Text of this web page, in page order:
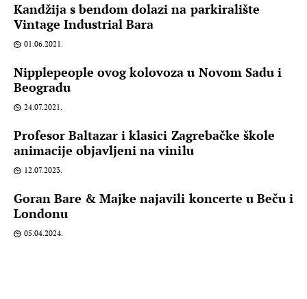
Kandžija s bendom dolazi na parkiralište
Vintage Industrial Bara
01.06.2021.
Nipplepeople ovog kolovoza u Novom Sadu i
Beogradu
24.07.2021.
Profesor Baltazar i klasici Zagrebačke škole
animacije objavljeni na vinilu
12.07.2023.
Goran Bare & Majke najavili koncerte u Beču i
Londonu
05.04.2024.